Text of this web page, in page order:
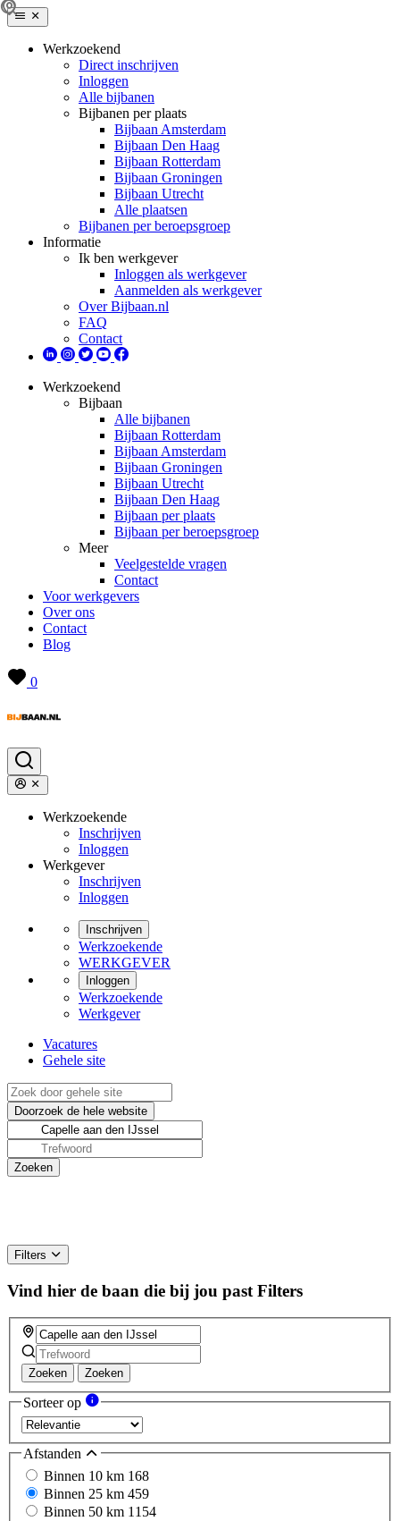
Werkzoekend
Direct inschrijven
Inloggen
Alle bijbanen
Bijbanen per plaats
Bijbaan Amsterdam
Bijbaan Den Haag
Bijbaan Rotterdam
Bijbaan Groningen
Bijbaan Utrecht
Alle plaatsen
Bijbanen per beroepsgroep
Informatie
Ik ben werkgever
Inloggen als werkgever
Aanmelden als werkgever
Over Bijbaan.nl
FAQ
Contact
Werkzoekend
Bijbaan
Alle bijbanen
Bijbaan Rotterdam
Bijbaan Amsterdam
Bijbaan Groningen
Bijbaan Utrecht
Bijbaan Den Haag
Bijbaan per plaats
Bijbaan per beroepsgroep
Meer
Veelgestelde vragen
Contact
Voor werkgevers
Over ons
Contact
Blog
0
Werkzoekende
Inschrijven
Inloggen
Werkgever
Inschrijven
Inloggen
Inschrijven
Werkzoekende
WERKGEVER
Inloggen
Werkzoekende
Werkgever
Vacatures
Gehele site
Filters
Vind hier de baan die bij jou past Filters
Zoeken Zoeken
Sorteer op
Afstanden
Binnen 10 km 168
Binnen 25 km 459
Binnen 50 km 1154